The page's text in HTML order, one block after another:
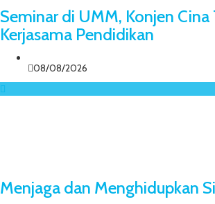
Seminar di UMM, Konjen Cina
Kerjasama Pendidikan
08/08/2026
Menjaga dan Menghidupkan